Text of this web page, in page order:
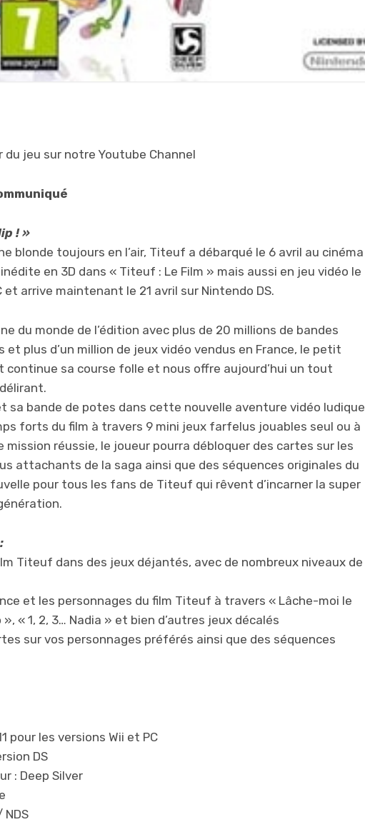
du jeu sur notre Youtube Channel
! »
blonde toujours en l’air, Titeuf a débarqué le 6 avril au cinéma
en 3D dans « Titeuf : Le Film » mais aussi en jeu vidéo le
et arrive maintenant le 21 avril sur Nintendo DS.
du monde de l’édition avec plus de 20 millions de bandes
et plus d’un million de jeux vidéo vendus en France, le petit
sa course folle et nous offre aujourd’hui un tout
sa bande de potes dans cette nouvelle aventure vidéo ludique
forts du film à travers 9 mini jeux farfelus jouables seul ou à
mission réussie, le joueur pourra débloquer des cartes sur les
attachants de la saga ainsi que des séquences originales du
pour tous les fans de Titeuf qui rêvent d’incarner la super
Titeuf dans des jeux déjantés, avec de nombreux niveaux de
et les personnages du film Titeuf à travers « Lâche-moi le
», « 1, 2, 3… Nadia » et bien d’autres jeux décalés
sur vos personnages préférés ainsi que des séquences
pour les versions Wii et PC
DS
: Deep Silver
NDS